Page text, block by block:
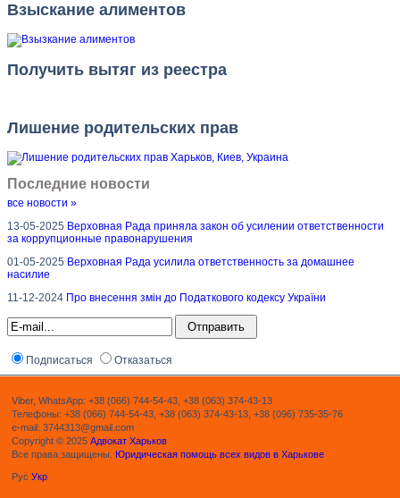
Взыскание алиментов
Получить вытяг из реестра
Лишение родительских прав
Последние новости
все новости »
13-05-2025 Верховная Рада приняла закон об усилении ответственности
за коррупционные правонарушения
01-05-2025 Верховная Рада усилила ответственность за домашнее
насилие
11-12-2024 Про внесення змін до Податкового кодексу України
Подписаться Отказаться
Viber, WhatsApp: +38 (066) 744-54-43, +38 (063) 374-43-13
Телефоны: +38 (066) 744-54-43, +38 (063) 374-43-13, +38 (096) 735-35-76
e-mail: 3744313@gmail.com
Copyright © 2025 Адвокат Харьков
Все права защищены. Юридическая помощь всех видов в Харькове
Рус Укр